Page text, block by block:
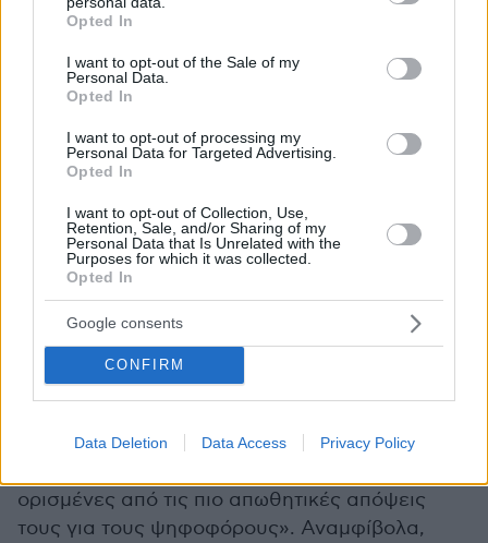
grant or deny consent to Google and its third-party tags to
use your data for below specified purposes in below Google
consent section.
Opted In
I want to opt-out of the Sale of my
Personal Data.
Opted In
I want to opt-out of processing my
Personal Data for Targeted Advertising.
Opted In
I want to opt-out of Collection, Use,
Retention, Sale, and/or Sharing of my
Personal Data that Is Unrelated with the
Purposes for which it was collected.
Opted In
Google consents
CONFIRM
Data Deletion Data Access Privacy Policy
Η εκρηκτική άνοδος των ακροδεξιών και
ευρωσκεπτικιστικών κομμάτων στη Γηραιά
Ηπειρο ερμηνεύεται σε μεγάλο βαθμό από τη
διορατικότητά τους να λειάνουν τον τραχύ,
ξενόφοβο και εθνικιστικό λόγο τους, αλλά και
να απομακρυνθούν από την προοπτική εξόδου
από την Ε.Ε., επενδύοντας στην πολιτική
επιβολής της ατζέντας τους στα θεσμικά
όργανα των Βρυξελλών. Αυτή η επιλογή εξηγεί,
σύμφωνα με τον «
των ποσοστών τους, «καθώς η Κεντροδεξιά
σημεία συζήτησης και ανοίγεται σε συμφωνίες,
ορισμένες από τις πιο απωθητικές απόψεις
τους για τους ψηφοφόρους». Αναμφίβολα,